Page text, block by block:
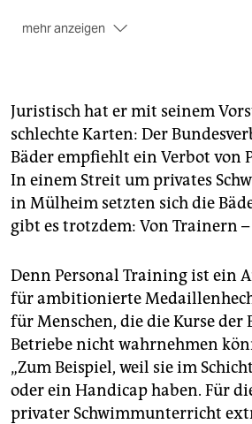
mehr anzeigen
Minuten). Wer Personal Training
achten, einen qualifizierten Trainer
engagieren. Nicht alle Angebote
vertrauenswürdig.
Offizielle Zahlenüber Personal
es nicht, auch keinen
berichten aber von einer
Juristisch hat er mit seinem
schlechte Karten: Der
Bäder empfiehlt ein Verbot von
In einem Streit um privates
in Mülheim setzten sich die
gibt es trotzdem: Von Trainern
Denn Personal Training ist ein
für ambitionierte
für Menschen, die die Kurse der
Betriebe nicht wahrnehmen
„Zum Beispiel, weil sie im
oder ein Handicap haben. Für
privater Schwimmunterricht